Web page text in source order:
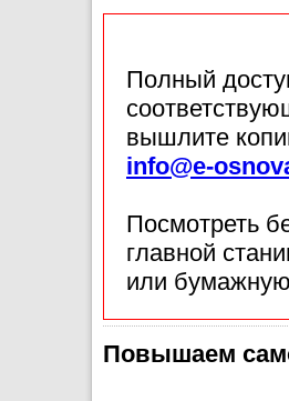
Полный
вышлите
info@e-
Посмотреть
главной
или
Повышаем